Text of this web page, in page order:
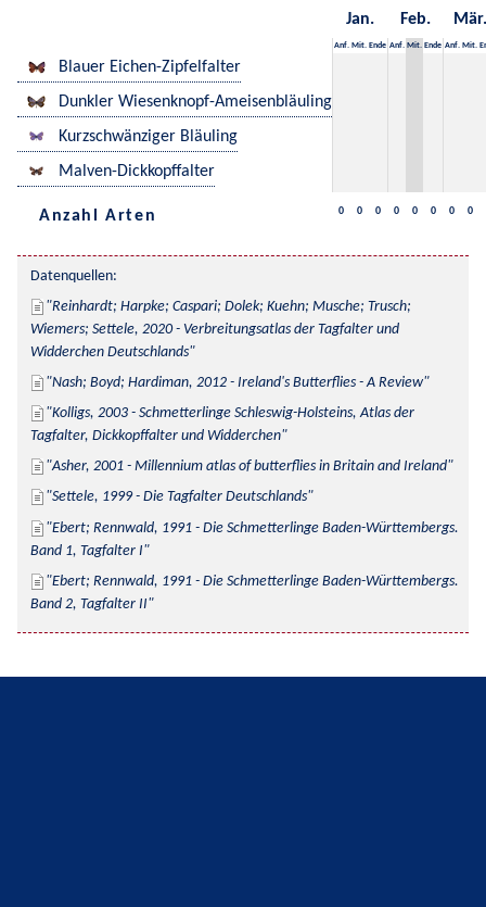
Jan. Feb. Mär.
Anf. Mit. Ende Anf. Mit. Ende Anf. Mit.
Blauer Eichen-Zipfelfalter
Dunkler Wiesenknopf-Ameisenbläuling
Kurzschwänziger Bläuling
Malven-Dickkopffalter
Anzahl Arten 0 0 0 0 0 0 0 0
Datenquellen:
Reinhardt; Harpke; Caspari; Dolek; Kuehn; Musche; Trusch;
Wiemers; Settele, 2020 - Verbreitungsatlas der Tagfalter und
Widderchen Deutschlands
Nash; Boyd; Hardiman, 2012 - Ireland's Butterflies - A Review
Kolligs, 2003 - Schmetterlinge Schleswig-Holsteins, Atlas der
Tagfalter, Dickkopffalter und Widderchen
Asher, 2001 - Millennium atlas of butterflies in Britain and Ireland
Settele, 1999 - Die Tagfalter Deutschlands
Ebert; Rennwald, 1991 - Die Schmetterlinge Baden-Württembergs.
Band 1, Tagfalter I
Ebert; Rennwald, 1991 - Die Schmetterlinge Baden-Württembergs.
Band 2, Tagfalter II